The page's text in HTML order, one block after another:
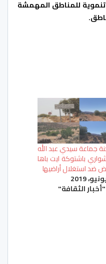
للمناطق المهمشة
جماعة سيدي عبد الله
باشتوكة ايت باها
ضد استغلال أراضيها
الثقافة"